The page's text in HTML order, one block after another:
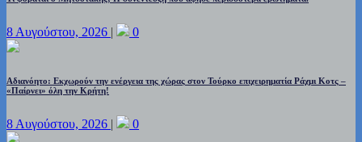
8 Αυγούστου, 2026 | 0
Αδιανόητο: Εκχωρούν την ενέργεια της χώρας στον Τούρκο επιχειρηματία Ράχμι Κοτς –
«Παίρνει» όλη την Κρήτη!
8 Αυγούστου, 2026 | 0